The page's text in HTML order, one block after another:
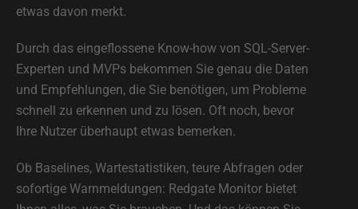
etwas davon merkt.
Durch das eingeflossene Know-how von SQL-Server-
Experten und MVPs bekommen Sie genau die Daten
und Empfehlungen, die Sie benötigen, um Probleme
schnell zu erkennen und zu lösen. Oft noch, bevor
Ihre Nutzer überhaupt etwas bemerken.
Ob Baselines, Wartestatistiken, teure Abfragen oder
sofortige Warnmeldungen: Redgate Monitor bietet